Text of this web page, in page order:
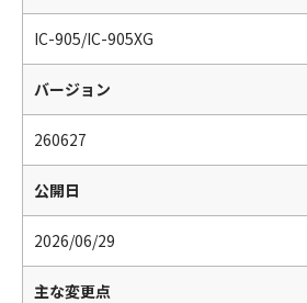
IC-905/IC-905XG
バージョン
260627
公開日
2026/06/29
主な変更点